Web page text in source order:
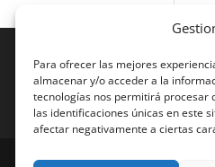
Para ofrecer las mejores
almacenar y/o acceder a la
tecnologías nos permitirá procesar
las identificaciones únicas en este
afectar negativamente a ciertas